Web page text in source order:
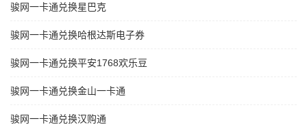
骏网一卡通兑换星巴克
骏网一卡通兑换哈根达斯电子券
骏网一卡通兑换平安1768欢乐豆
骏网一卡通兑换金山一卡通
骏网一卡通兑换汉购通